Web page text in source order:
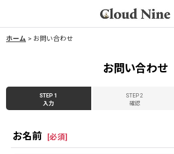
ホーム > お問い合わせ
お問い合わせ
STEP 1
入力
STEP 2
確認
お名前 [必須]